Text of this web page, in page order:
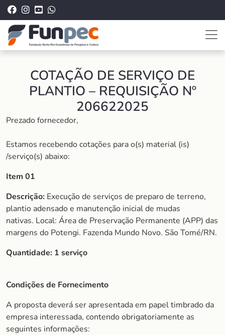
COTAÇÃO DE SERVIÇO DE
PLANTIO – REQUISIÇÃO Nº
206622025
Prezado fornecedor,
Estamos recebendo cotações para o(s) material (is)
/serviço(s) abaixo:
Item 01
Descrição: Execução de serviços de preparo de terreno,
plantio adensado e manutenção inicial de mudas
nativas. Local: Área de Preservação Permanente (APP) das
margens do Potengi. Fazenda Mundo Novo. São Tomé/RN.
Quantidade: 1 serviço
Condições de Fornecimento
A proposta deverá ser apresentada em papel timbrado da
empresa interessada, contendo obrigatoriamente as
seguintes informações: